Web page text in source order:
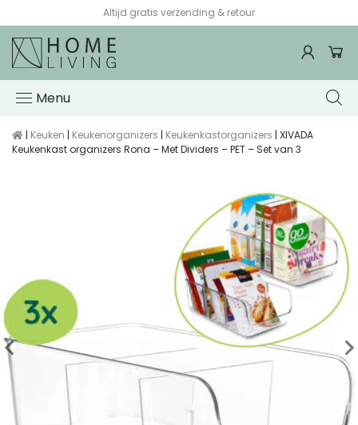
Altijd gratis verzending & retour
Menu
| Keuken | Keukenorganizers | Keukenkastorganizers | XIVADA
Keukenkast organizers Rona – Met Dividers – PET – Set van 3